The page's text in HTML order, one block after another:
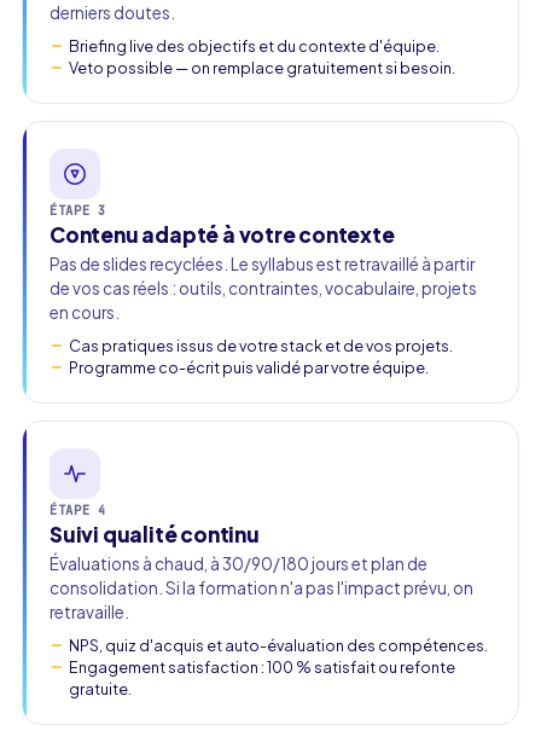
derniers doutes.
Briefing live des objectifs et du contexte d'équipe.
Veto possible — on remplace gratuitement si besoin.
ÉTAPE 3
Contenu adapté à votre contexte
Pas de slides recyclées. Le syllabus est retravaillé à partir
de vos cas réels : outils, contraintes, vocabulaire, projets
en cours.
Cas pratiques issus de votre stack et de vos projets.
Programme co-écrit puis validé par votre équipe.
ÉTAPE 4
Suivi qualité continu
Évaluations à chaud, à 30/90/180 jours et plan de
consolidation. Si la formation n'a pas l'impact prévu, on
retravaille.
NPS, quiz d'acquis et auto-évaluation des compétences.
Engagement satisfaction : 100 % satisfait ou refonte
gratuite.